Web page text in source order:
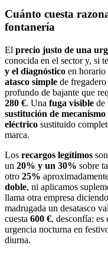
Cuánto cuesta
fontanería
El precio justo de una
conocida en el sector y, si
y el diagnóstico en horario
atasco simple de
profundo de bajante que
280 €. Una fuga visible de
sustitución de mecanismo
eléctrico sustituido
marca.
Los recargos legítimos
un 20% y un 30% sobre
otro 25%
doble, ni aplicamos
llama otra empresa
madrugada un desatasco
cuesta 600 €, desconfía: es
urgencia nocturna en
diurna.